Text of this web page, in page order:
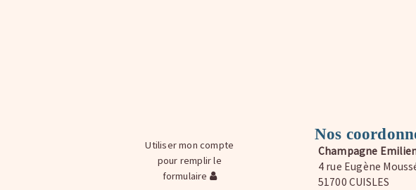
Utiliser mon compte
pour remplir le
formulaire
Nos
Champagne Emilien
4 rue Eugène
51700 CUISLES